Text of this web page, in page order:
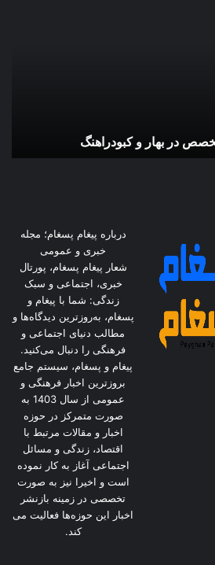
و کبودراهنگ
درباره پیغام پسغام؛ مجله
خبری و عمومی
شعار پیغام پسغام، پورتال
خبری، اجتماعی و سبک
زندگی: شما با پیغام و
پسغام، به‌روزترین دیدگاه‌ها و
مطالب دنیای اجتماعی و
فرهنگی را دنبال می‌کنید.
پیغام و پسغام، سیستم جامع
بروزترین اخبار فرهنگی و
عمومی از سال 1403 به
صورت متمرکز در حوزه
اخبار و مقالات مرتبط با
اقتصاد، زندگی و مسائل
اجتماعی آغاز به کار نموده
است و اخیرا نیز به صورت
تخصصی در زمینه بازنشر
اخبار این حوزه‌ها فعالیت می
کند.